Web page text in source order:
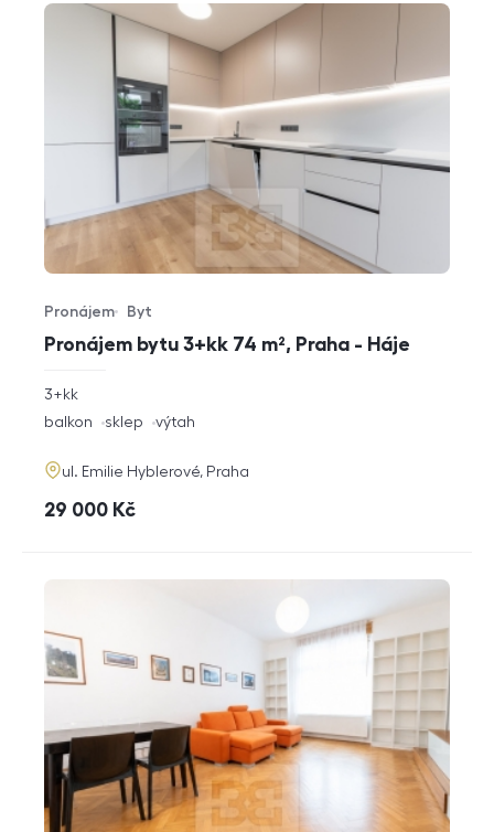
Pronájem bytu 3+kk 74 m², Praha - Háje
Typ nabídky
Pronájem
Typ nemovitosti
Byt
rozměry
3+kk
funkce
balkon sklep výtah
adresa
ul. Emilie Hyblerové, Praha
cena
29 000 Kč